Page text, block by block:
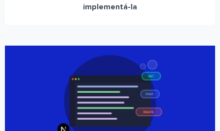
implementá-la